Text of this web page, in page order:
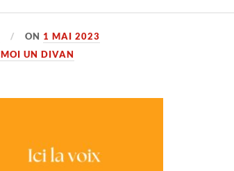
ON 1 MAI 2023
MOI UN DIVAN